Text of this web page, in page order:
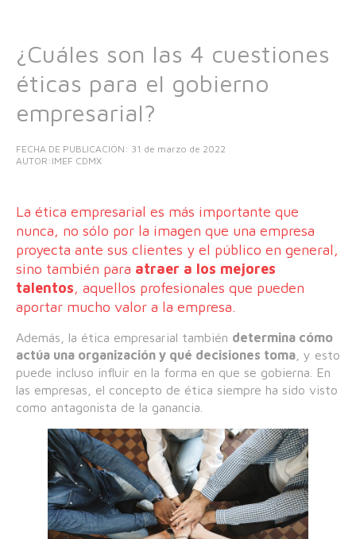
¿Cuáles son las 4 cuestiones
éticas para el gobierno
empresarial?
FECHA DE PUBLICACIÓN: 31 de marzo de 2022
AUTOR:IMEF CDMX
La ética empresarial es más importante que
nunca, no sólo por la imagen que una empresa
proyecta ante sus clientes y el público en general,
sino también para atraer a los mejores
talentos, aquellos profesionales que pueden
aportar mucho valor a la empresa.
Además, la ética empresarial también determina cómo
actúa una organización y qué decisiones toma , y esto
puede incluso influir en la forma en que se gobierna. En
las empresas, el concepto de ética siempre ha sido visto
como antagonista de la ganancia.